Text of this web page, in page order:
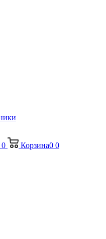
0 Корзина0 0